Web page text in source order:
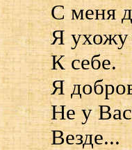
С меня
Я ухожу
К себе.
Я
Не у
Везде...